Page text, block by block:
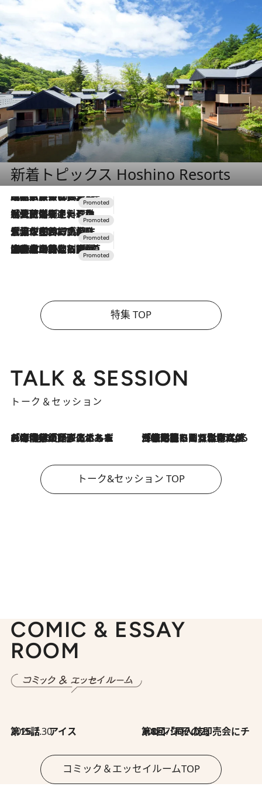
新着トピックス Hoshino Resorts
2026.7.31
【ホテル帰省】という選択肢をOMOが提案。家族とほどよい距離を保つには「昼は実家、夜は気兼ねなくホテルで！」
2026.7.24
【夏限定ディナーコース】旬を迎える稚鮎や花ズッキーニなどをイタリア・トスカーナの郷土料理の手法で満喫！
2026.7.17
「土佐和ハーブかき氷」がOMO7高知に登場！生姜、山椒、大葉など目にも舌にも涼を呼ぶ郷土の味
2026.7.10
NEW OPEN！【界 草津】名湯の地に誕生。趣の異なる2種の温泉と上州ならではの会席・蕎麦割烹など美食を味わう究極の癒やし旅
特集 TOP
TALK & SESSION
トーク＆セッション
2026.8.3
「今後値上げがあるとすれば…」「リスクがあるのは今年の冬」エネルギー専門家が語る、ホルムズ海峡封鎖が家庭にもたらす“ある心配” 2026.8.3
「住宅建てられない…」「サーチャージ料の高値が続いている」ホルムズ海峡封鎖による影響はいつまで続く？《エネルギー専門家に聞く“どうなる日本の暮らし”》
トーク&セッション TOP
COMIC & ESSAY
ROOM
2026.7.30
第15話 アイス 2026.7.30
第8回「同人誌即売会にチャレンジ その2」
コミック＆エッセイルームTOP